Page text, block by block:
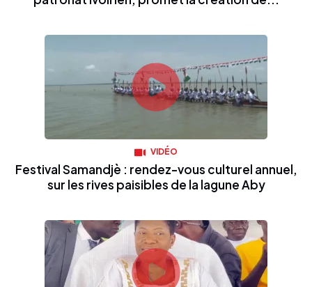
VIDÉO
Festival Samandjè : rendez-vous culturel annuel,
sur les rives paisibles de la lagune Aby